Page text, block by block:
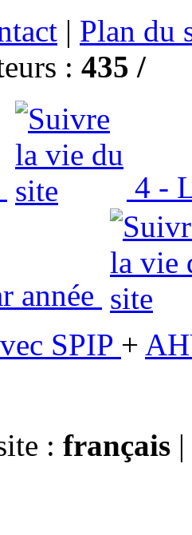
| Plan du
: 435 /
4 -
année
SPIP +
: français |